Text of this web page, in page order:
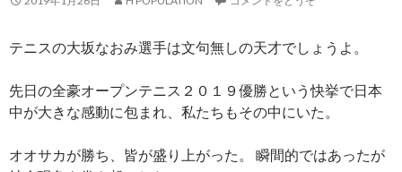
テニスの大坂なおみ選手は文句無しの天才でしょうよ。
先日の全豪オープンテニス２０１９優勝という快挙で日本
中が大きな感動に包まれ、私たちもその中にいた。
オオサカが勝ち、皆が盛り上がった。 瞬間的ではあったが